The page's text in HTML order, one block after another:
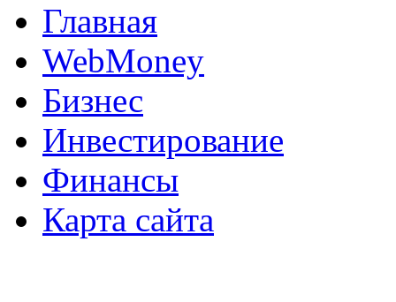
Главная
WebMoney
Бизнес
Инвестирование
Финансы
Карта сайта